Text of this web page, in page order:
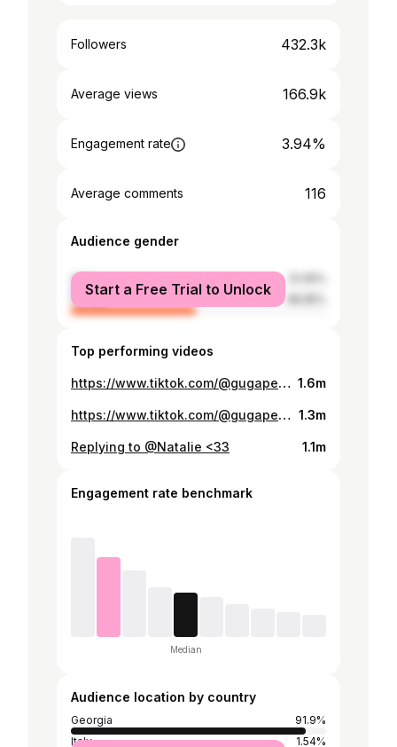
Followers 432.3k
Average views 166.9k
Engagement rate 3.94%
Average comments 116
Audience gender
male
female
Start a Free Trial to Unlock
Top performing videos
https://www.tiktok.com/@gugaperadze18/video/7052401206290844933 1.6m
https://www.tiktok.com/@gugaperadze18/video/7174867175818235137 1.3m
Replying to @Natalie <33 1.1m
Engagement rate benchmark
Median
Audience location by country
Georgia
91.9%
Italy
1.54%